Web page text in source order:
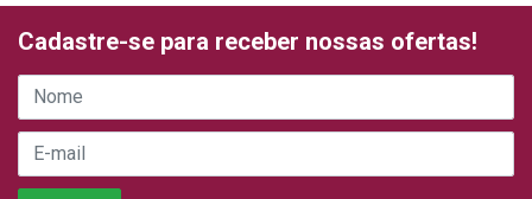
Cadastre-se para receber nossas ofertas!